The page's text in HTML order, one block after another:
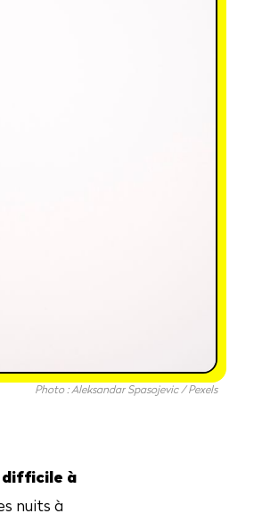
Photo : Aleksandar Spasojevic / Pexels
à
nuits à